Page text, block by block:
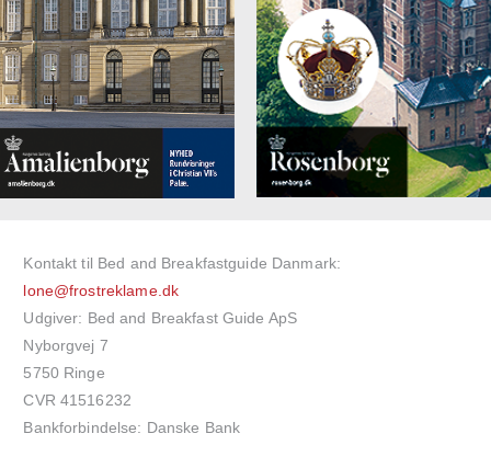
Kontakt til Bed and Breakfastguide Danmark:
lone@frostreklame.dk
Udgiver: Bed and Breakfast Guide ApS
Nyborgvej 7
5750 Ringe
CVR 41516232
Bankforbindelse: Danske Bank